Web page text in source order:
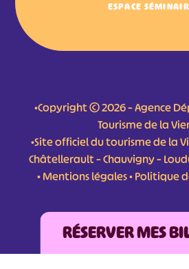
ESPACE
•Copyright © 2026 – Agence
Tourisme de la
•Site officiel du tourisme de la
Châtellerault – Chauvigny –
•Mentions légales•Politique
RÉSERVER MES